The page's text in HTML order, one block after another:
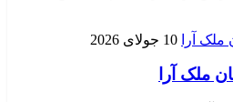
10 جولای 2026
ملک آرا